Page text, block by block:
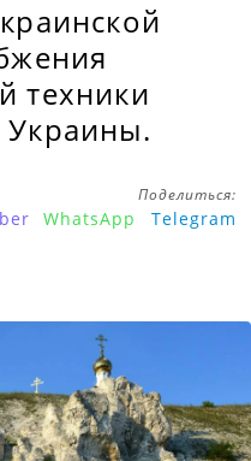
техники
Поделиться:
WhatsApp Telegram